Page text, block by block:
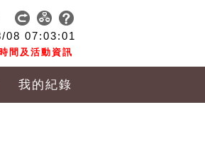
08 07:03:02
間及活動資訊
我的紀錄